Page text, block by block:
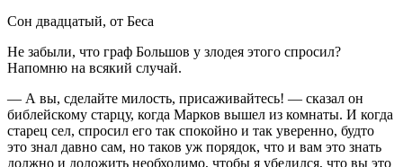
Сон двадцатый, от Беса
Не забыли, что граф Большов у злодея этого спросил?
Напомню на всякий случай.
— А вы, сделайте милость, присаживайтесь! — сказал он
библейскому старцу, когда Марков вышел из комнаты. И когда
старец сел, спросил его так спокойно и так уверенно, будто
это знал давно сам, но таков уж порядок, что и вам это знать
должно и доложить необходимо, чтобы я убедился, что вы это